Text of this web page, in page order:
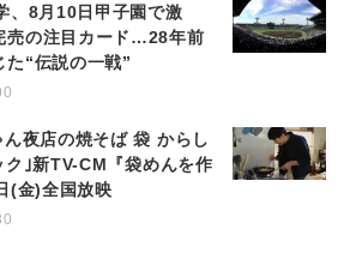
、8月10日甲子園で激
の注目カード…28年前
た“伝説の一戦”
夜店の焼そば 袋 からし
｣新TV-CM『袋めんを作
(金)全国放映